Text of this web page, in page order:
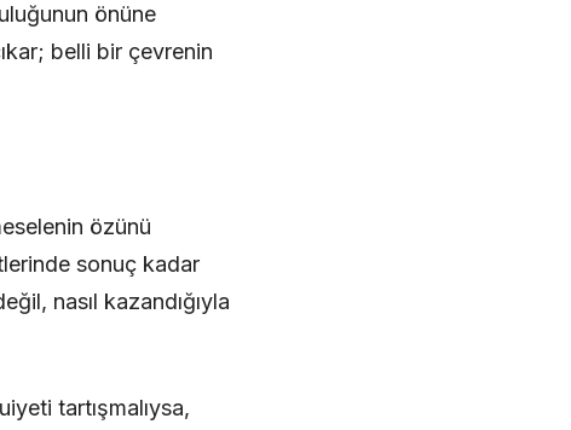
önüne
belli bir çevrenin
özünü
sonuç kadar
nasıl kazandığıyla
tartışmalıysa,